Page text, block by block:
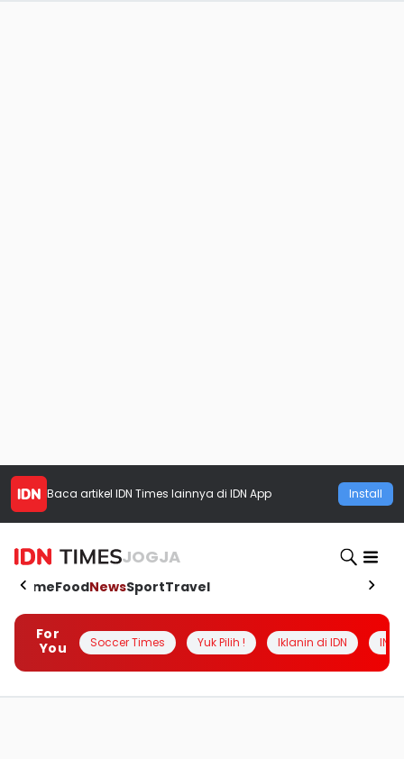
Baca artikel IDN Times lainnya di IDN App Install
JOGJA
HomeFoodNewsSportTravel
For
You
Soccer Times Yuk Pilih ! Iklanin di IDN